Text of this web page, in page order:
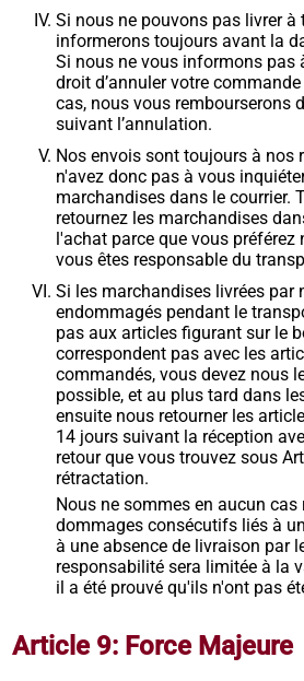
Si nous ne pouvons pas livrer à
informerons toujours avant la
Si nous ne vous informons pas
droit d’annuler votre
cas, nous vous rembourserons
suivant l’annulation.
Nos envois sont toujours à nos
n'avez donc pas à vous
marchandises dans le courrier.
retournez les marchandises
l'achat parce que vous préférez
vous êtes responsable du
Si les marchandises livrées par
endommagés pendant le
pas aux articles figurant sur le
correspondent pas avec les
commandés, vous devez nous
possible, et au plus tard dans
ensuite nous retourner les
14 jours suivant la réception
retour que vous trouvez sous
rétractation.
Nous ne sommes en aucun cas
dommages consécutifs liés à
à une absence de livraison par
responsabilité sera limitée à la
il a été prouvé qu'ils n'ont pas
Article 9: Force Majeure